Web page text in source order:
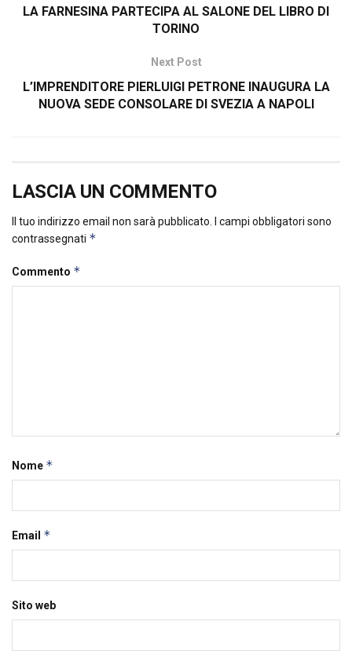
LA FARNESINA PARTECIPA AL SALONE DEL LIBRO DI
TORINO
Next Post
L’IMPRENDITORE PIERLUIGI PETRONE INAUGURA LA
NUOVA SEDE CONSOLARE DI SVEZIA A NAPOLI
LASCIA UN COMMENTO
Il tuo indirizzo email non sarà pubblicato.
I campi obbligatori sono
contrassegnati *
Commento *
Nome *
Email *
Sito web